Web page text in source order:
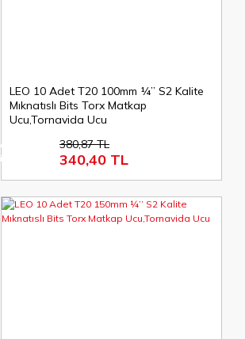
LEO 10 Adet T20 100mm ¼’’ S2 Kalite
Mıknatıslı Bits Torx Matkap
Ucu,Tornavida Ucu
%11
indirim
380,87 TL
340,40 TL